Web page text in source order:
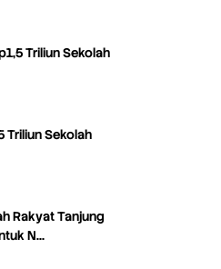
Triliun Sekolah
Triliun Sekolah
Rakyat Tanjung
N…